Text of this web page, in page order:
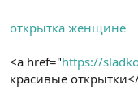
открытка женщине
<a href="https://
красивые